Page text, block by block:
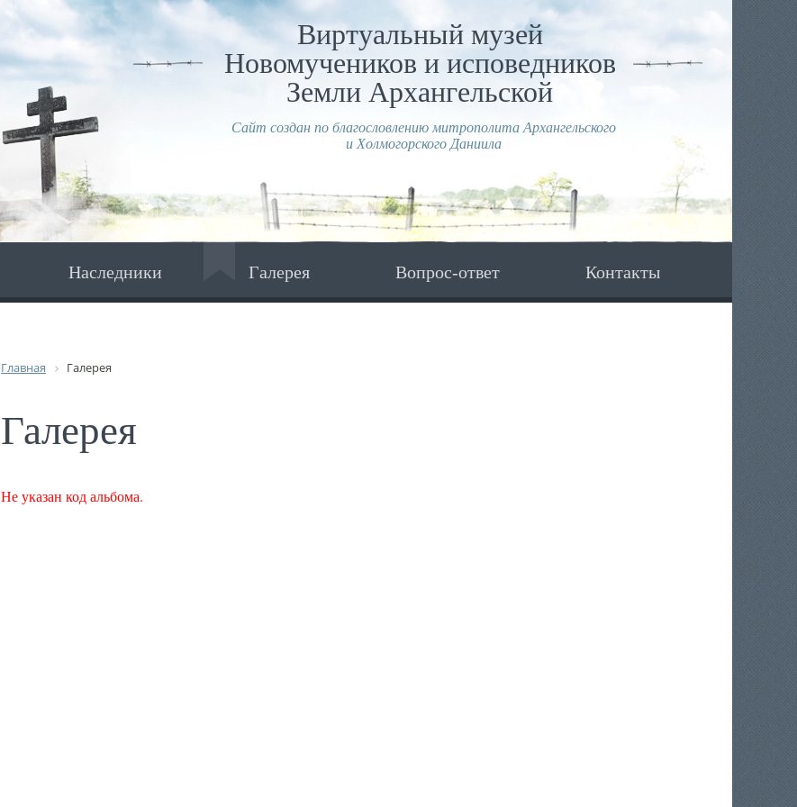
Виртуальный музей
Новомучеников и исповедников
Земли Архангельской
Сайт создан по благословлению митрополита Архангельского
и Холмогорского Даниила
Наследники Галерея Вопрос-ответ Контакты
Главная Галерея
Галерея
Не указан код альбома.